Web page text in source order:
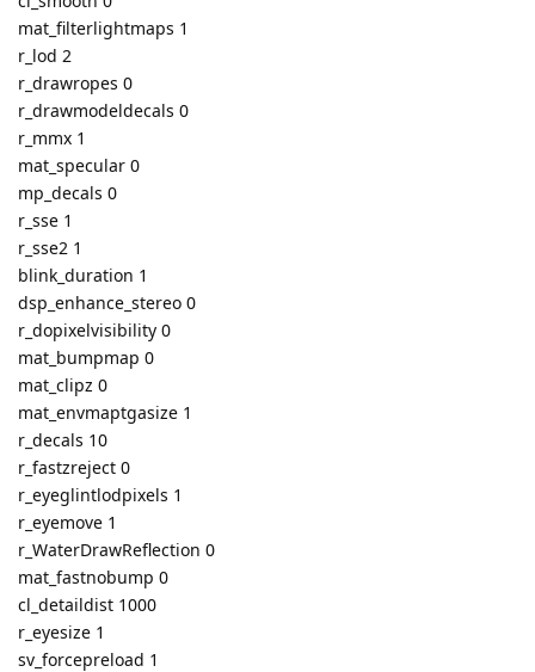
mat_filterlightmaps 1
r_lod 2
r_drawropes 0
r_drawmodeldecals 0
r_mmx 1
mat_specular 0
mp_decals 0
r_sse 1
r_sse2 1
blink_duration 1
dsp_enhance_stereo 0
r_dopixelvisibility 0
mat_bumpmap 0
mat_clipz 0
mat_envmaptgasize 1
r_decals 10
r_fastzreject 0
r_eyeglintlodpixels 1
r_eyemove 1
r_WaterDrawReflection 0
mat_fastnobump 0
cl_detaildist 1000
r_eyesize 1
sv_forcepreload 1